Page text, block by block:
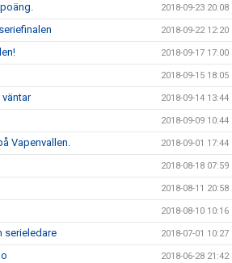
2018-09-23 20:08
2018-09-22 12:20
2018-09-17 17:00
2018-09-15 18:05
2018-09-14 13:44
2018-09-09 10:44
Vapenvallen. 2018-09-01 17:44
2018-08-18 07:59
2018-08-11 20:58
2018-08-10 10:16
serieledare 2018-07-01 10:27
2018-06-28 21:42